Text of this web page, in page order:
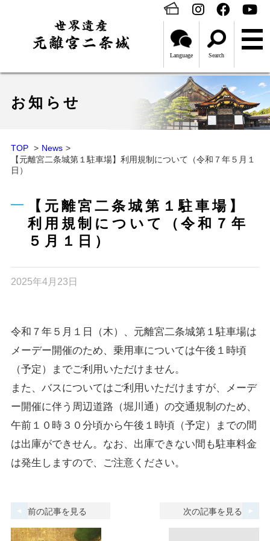
Language Search
お知らせ
TOP
News
【元離宮二条城第１駐車場】利用規制について（令和７年５月１
日）
【元離宮二条城第１駐車場】
利用規制について（令和７年
５月１日）
2025年4月23日
令和７年５月１日（木）、元離宮二条城第１駐車場は
メーデー開催のため、乗用車については午後１時頃
（予定）までご利用いただけません。
また、バスについてはご利用いただけますが、メーデ
ー開催に伴う周辺道路（堀川通）の交通規制のため、
午前１０時３０分頃から午後１時頃（予定）までの間
は出庫ができせん。なお、出庫できない間も駐車料金
は発生しますので、ご注意ください。
前の記事を見る 次の記事を見る